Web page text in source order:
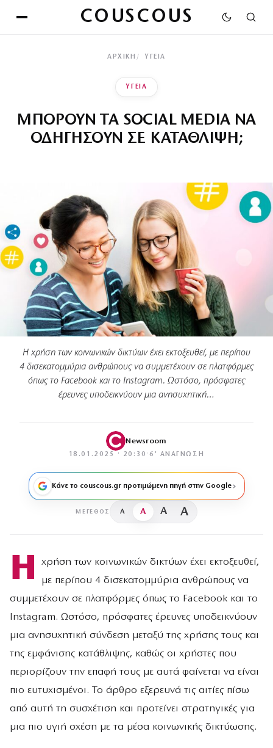
COUSCOUS
ΑΡΧΙΚΉ ΥΓΕΙΑ
ΥΓΕΙΑ
ΜΠΟΡΟΥΝ ΤΑ SOCIAL MEDIA ΝΑ
ΟΔΗΓΗΣΟΥΝ ΣΕ ΚΑΤΑΘΛΙΨΗ;
Η χρήση των κοινωνικών δικτύων έχει εκτοξευθεί, με περίπου
4 δισεκατομμύρια ανθρώπους να συμμετέχουν σε πλατφόρμες
όπως το Facebook και το Instagram. Ωστόσο, πρόσφατες
έρευνες υποδεικνύουν μια ανησυχητική…
Newsroom
18.01.2025 · 20:30 ·6′ ΑΝΆΓΝΩΣΗ
Κάνε το couscous.gr προτιμώμενη πηγή στην Google
ΜΈΓΕΘΟΣ A A A A
Η
χρήση των κοινωνικών δικτύων έχει εκτοξευθεί,
με περίπου 4 δισεκατομμύρια ανθρώπους να
συμμετέχουν σε πλατφόρμες όπως το Facebook και το
Instagram. Ωστόσο, πρόσφατες έρευνες υποδεικνύουν
μια ανησυχητική σύνδεση μεταξύ της χρήσης τους και
της εμφάνισης κατάθλιψης, καθώς οι χρήστες που
περιορίζουν την επαφή τους με αυτά φαίνεται να είναι
πιο ευτυχισμένοι. Το άρθρο εξερευνά τις αιτίες πίσω
από αυτή τη συσχέτιση και προτείνει στρατηγικές για
μια πιο υγιή σχέση με τα μέσα κοινωνικής δικτύωσης.